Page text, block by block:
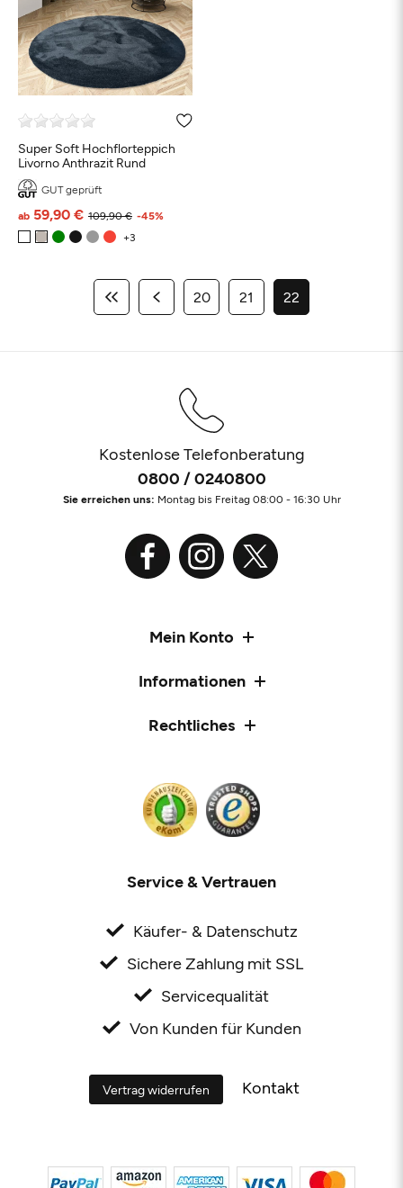
Super Soft Hochflorteppich
Livorno Anthrazit Rund
GUT geprüft
109,90 €
ab 59,90 € -45%
20 21 22
Kostenlose Telefonberatung
0800 / 0240800
Sie erreichen uns: Montag bis Freitag 08:00 - 16:30 Uhr
Mein Konto
Informationen
Rechtliches
Service & Vertrauen
Käufer- & Datenschutz
Sichere Zahlung mit SSL
Servicequalität
Von Kunden für Kunden
Vertrag widerrufen Kontakt